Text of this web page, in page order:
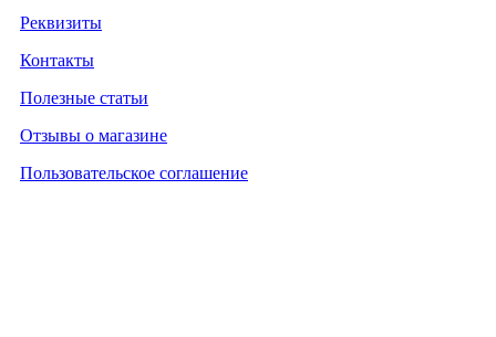
Реквизиты
Контакты
Полезные статьи
Отзывы о магазине
Пользовательское соглашение